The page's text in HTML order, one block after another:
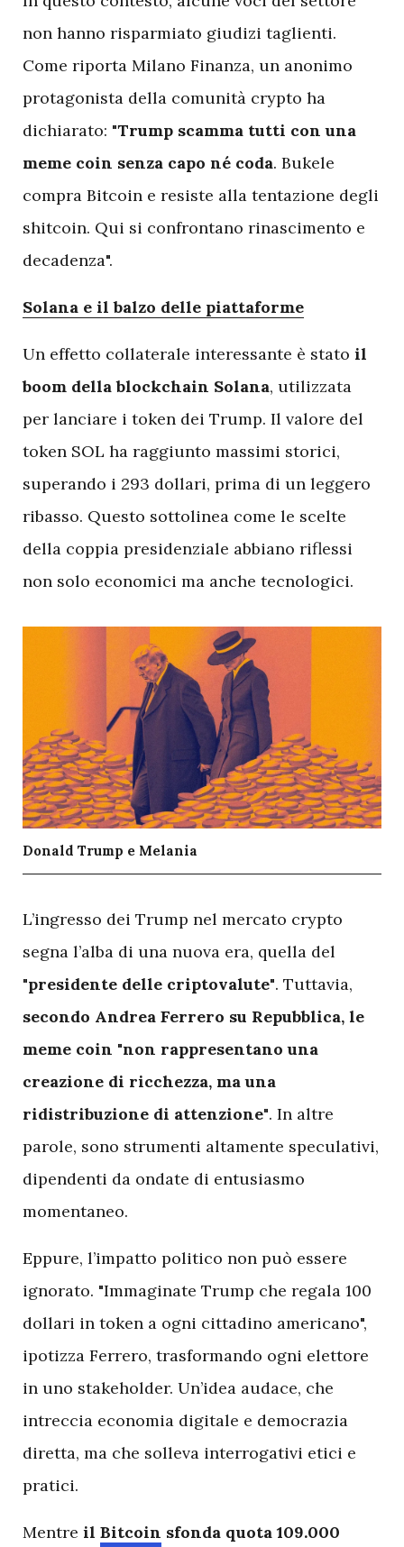
non hanno risparmiato giudizi taglienti.
Come riporta Milano Finanza, un anonimo
protagonista della comunità crypto ha
dichiarato: "Trump scamma tutti con una
meme coin senza capo né coda. Bukele
compra Bitcoin e resiste alla tentazione degli
shitcoin. Qui si confrontano rinascimento e
decadenza".
Solana e il balzo delle piattaforme
Un effetto collaterale interessante è stato il
boom della blockchain Solana, utilizzata
per lanciare i token dei Trump. Il valore del
token SOL ha raggiunto massimi storici,
superando i 293 dollari, prima di un leggero
ribasso. Questo sottolinea come le scelte
della coppia presidenziale abbiano riflessi
non solo economici ma anche tecnologici.
Donald Trump e Melania
L’ingresso dei Trump nel mercato crypto
segna l’alba di una nuova era, quella del
"presidente delle criptovalute". Tuttavia,
secondo Andrea Ferrero su Repubblica, le
meme coin "non rappresentano una
creazione di ricchezza, ma una
ridistribuzione di attenzione". In altre
parole, sono strumenti altamente speculativi,
dipendenti da ondate di entusiasmo
momentaneo.
Eppure, l’impatto politico non può essere
ignorato. "Immaginate Trump che regala 100
dollari in token a ogni cittadino americano",
ipotizza Ferrero, trasformando ogni elettore
in uno stakeholder. Un’idea audace, che
intreccia economia digitale e democrazia
diretta, ma che solleva interrogativi etici e
pratici.
Mentre il Bitcoin sfonda quota 109.000